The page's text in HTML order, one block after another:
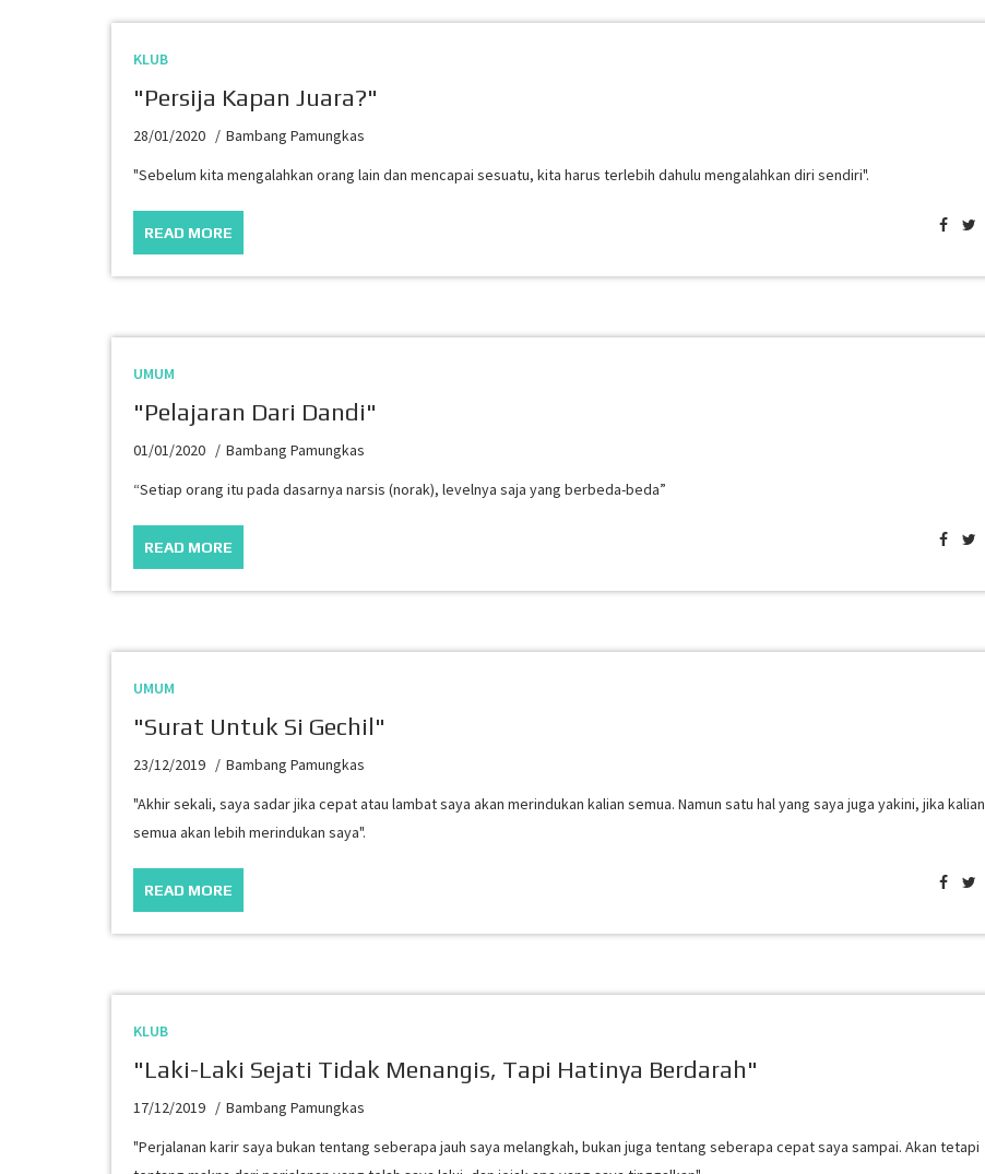
KLUB
"Persija Kapan Juara?"
28/01/2020
Bambang Pamungkas
"Sebelum kita mengalahkan orang lain dan mencapai sesuatu, kita harus terlebih dahulu mengalahkan diri sendiri".
READ MORE
UMUM
"Pelajaran Dari Dandi"
01/01/2020
Bambang Pamungkas
“Setiap orang itu pada dasarnya narsis (norak), levelnya saja yang berbeda-beda”
READ MORE
UMUM
"Surat Untuk Si Gechil"
23/12/2019
Bambang Pamungkas
"Akhir sekali, saya sadar jika cepat atau lambat saya akan merindukan kalian semua. Namun satu hal yang saya juga yakini, jika kalian
semua akan lebih merindukan saya".
READ MORE
KLUB
"Laki-Laki Sejati Tidak Menangis, Tapi Hatinya Berdarah"
17/12/2019
Bambang Pamungkas
"Perjalanan karir saya bukan tentang seberapa jauh saya melangkah, bukan juga tentang seberapa cepat saya sampai. Akan tetapi